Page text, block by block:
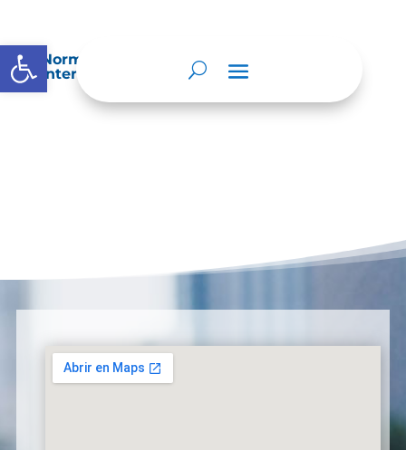
Abrir barra de herramientas
Normatividad especial que les aplique de
interés.